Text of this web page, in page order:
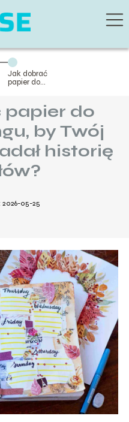
Jak dobrać
papier do
opowiadał
historię bez
do
by Twój
historię
05-25